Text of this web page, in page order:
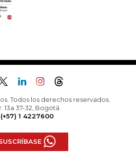
Todos los derechos reservados.
13a 37-32, Bogotá
(+57) 1 4227600